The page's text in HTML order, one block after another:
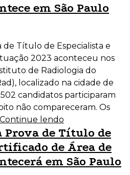
em São Paulo
de Título de Especialista e
2023 aconteceu nos
de Radiologia do
localizado na cidade de
candidatos participaram
não compareceram. Os
Continue lendo
Prova de Título de
de Área de
em São Paulo